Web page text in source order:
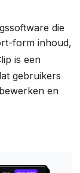
die
form inhoud,
is een
gebruikers
en